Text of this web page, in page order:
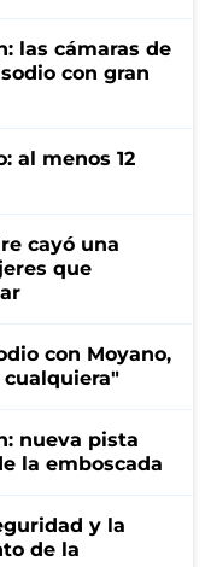
las cámaras de
con gran
al menos 12
cayó una
que
con Moyano,
cualquiera"
nueva pista
la emboscada
y la
de la